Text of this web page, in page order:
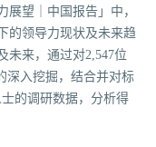
展望｜中国报告」中，
的领导力现状及未来趋
未来，通过对2,547位
深入挖掘，结合并对标
的调研数据，分析得